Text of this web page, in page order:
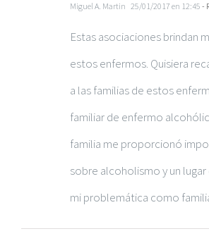
Miguel A. Martin 25/01/2017 en 12:45 -
Estas asociaciones brindan
estos enfermos. Quisiera
a las familias de estos
familiar de enfermo
familia me proporcionó
sobre alcoholismo y un
mi problemática como